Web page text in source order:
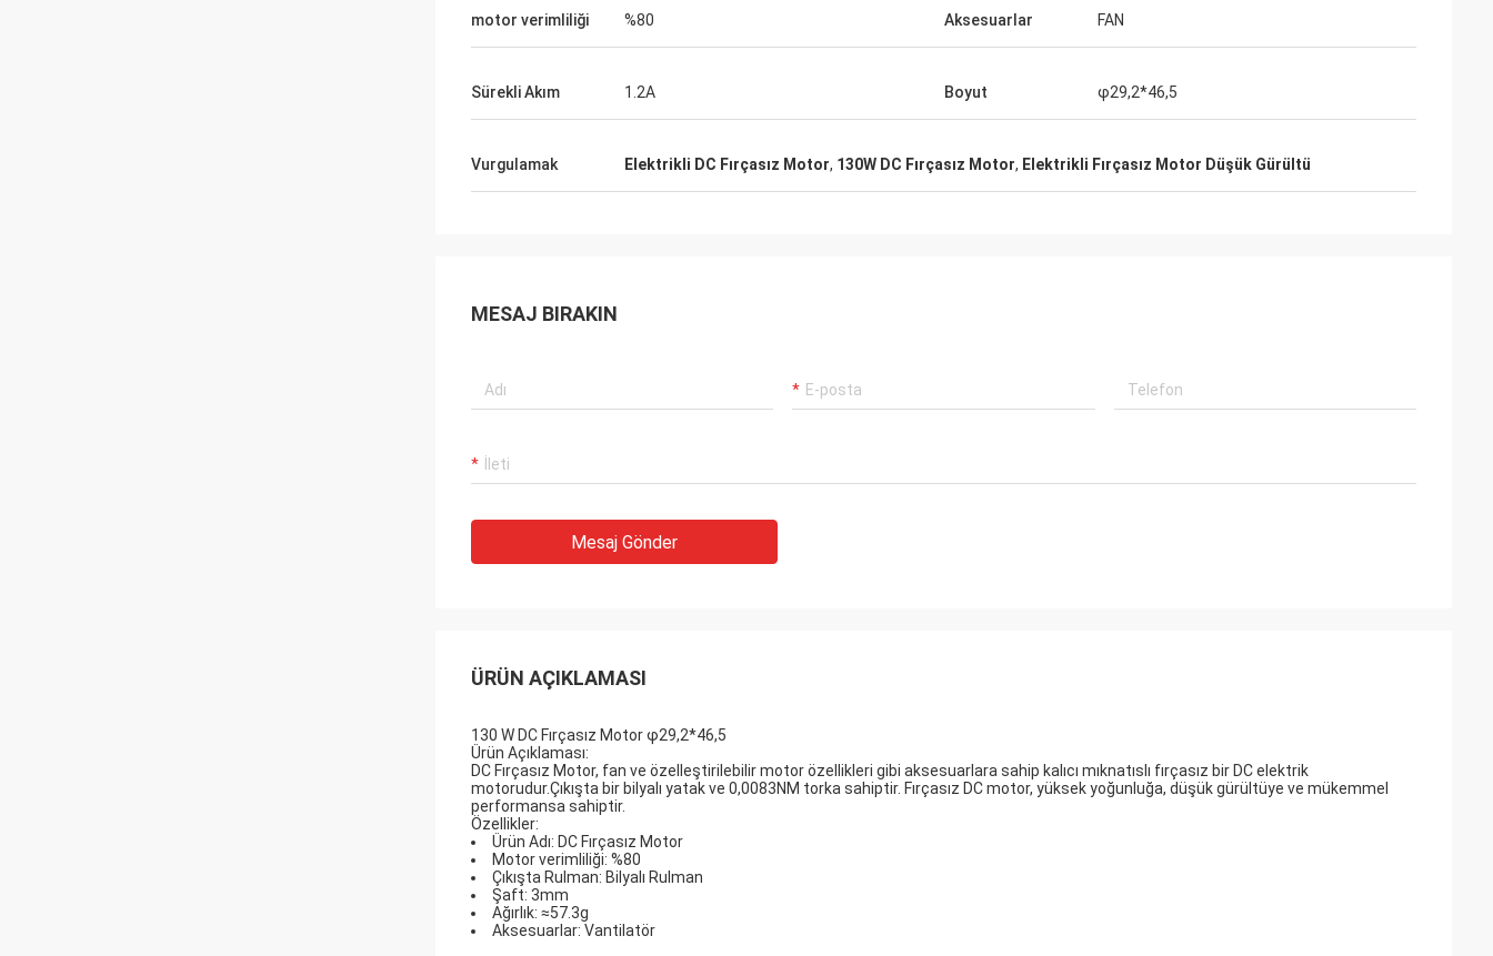
motor verimliliği %80 Aksesuarlar FAN
Sürekli Akım 1.2A Boyut φ29,2*46,5
Vurgulamak Elektrikli DC Fırçasız Motor, 130W DC Fırçasız Motor, Elektrikli Fırçasız Motor Düşük Gürültü
MESAJ BIRAKIN
Mesaj Gönder
ÜRÜN AÇIKLAMASI
130 W DC Fırçasız Motor φ29,2*46,5
Ürün Açıklaması:
DC Fırçasız Motor, fan ve özelleştirilebilir motor özellikleri gibi aksesuarlara sahip kalıcı mıknatıslı fırçasız bir DC elektrik
motorudur.Çıkışta bir bilyalı yatak ve 0,0083NM torka sahiptir. Fırçasız DC motor, yüksek yoğunluğa, düşük gürültüye ve mükemmel
performansa sahiptir.
Özellikler:
Ürün Adı: DC Fırçasız Motor
Motor verimliliği: %80
Çıkışta Rulman: Bilyalı Rulman
Şaft: 3mm
Ağırlık: ≈57.3g
Aksesuarlar: Vantilatör